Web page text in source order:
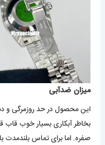
میزان ضدآبی
این محصول در حد روزمرگی
بخاطر آبکاری بسیار خوب
صفره. اما برای تماس